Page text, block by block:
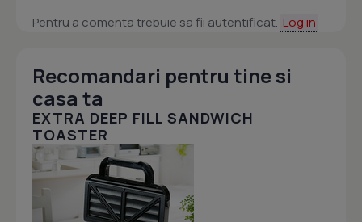
Pentru a comenta trebuie sa fii autentificat. Log in
Recomandari pentru tine si
casa ta
EXTRA DEEP FILL SANDWICH
TOASTER